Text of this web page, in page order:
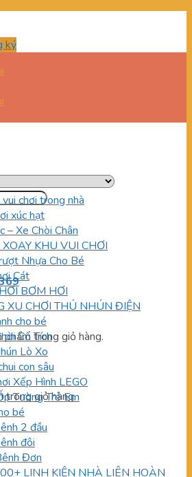
ký
phẩm trong giỏ hàng.
trong giỏ hàng.
chơi trong nhà
xúc hạt
– Xe Chòi Chân
KHU VUI CHƠI
Nhựa Cho Bé
Cát
BƠM HƠI
XU CHƠI THÚ NHÚN ĐIỆN
cho bé
Cổ Tích
Lò Xo
con sâu
Xếp Hình LEGO
Tường Trẻ Em
bé
2 đầu
đôi
Đơn
LINH KIỆN NHÀ LIÊN HOÀN